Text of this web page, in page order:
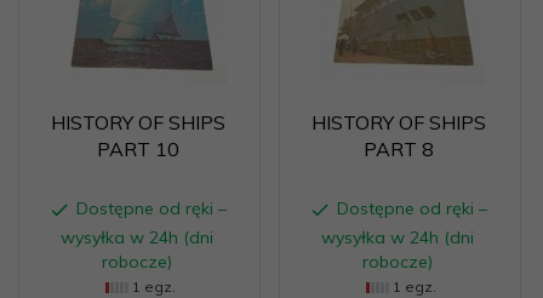
HISTORY OF SHIPS
PART 10
Dostępne od ręki –
wysyłka w 24h (dni
robocze)
1 egz.
HISTORY OF SHIPS
PART 8
Dostępne od ręki –
wysyłka w 24h (dni
robocze)
1 egz.